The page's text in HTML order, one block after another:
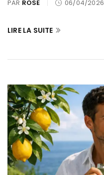
PAR ROSE 06/04/2026
LIRE LA SUITE